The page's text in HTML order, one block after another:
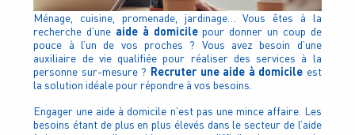
Ménage, cuisine, promenade, jardinage… Vous êtes à la
recherche d’une aide à domicilepour donner un coup de
pouce à l’un de vos proches ? Vous avez besoin d’une
auxiliaire de vie qualifiée pour réaliser des services à la
personne sur-mesure ? Recruter une aide à domicile est
la solution idéale pour répondre à vos besoins.
Engager une aide à domicile n’est pas une mince affaire. Les
besoins étant de plus en plus élevés dans le secteur de l’aide